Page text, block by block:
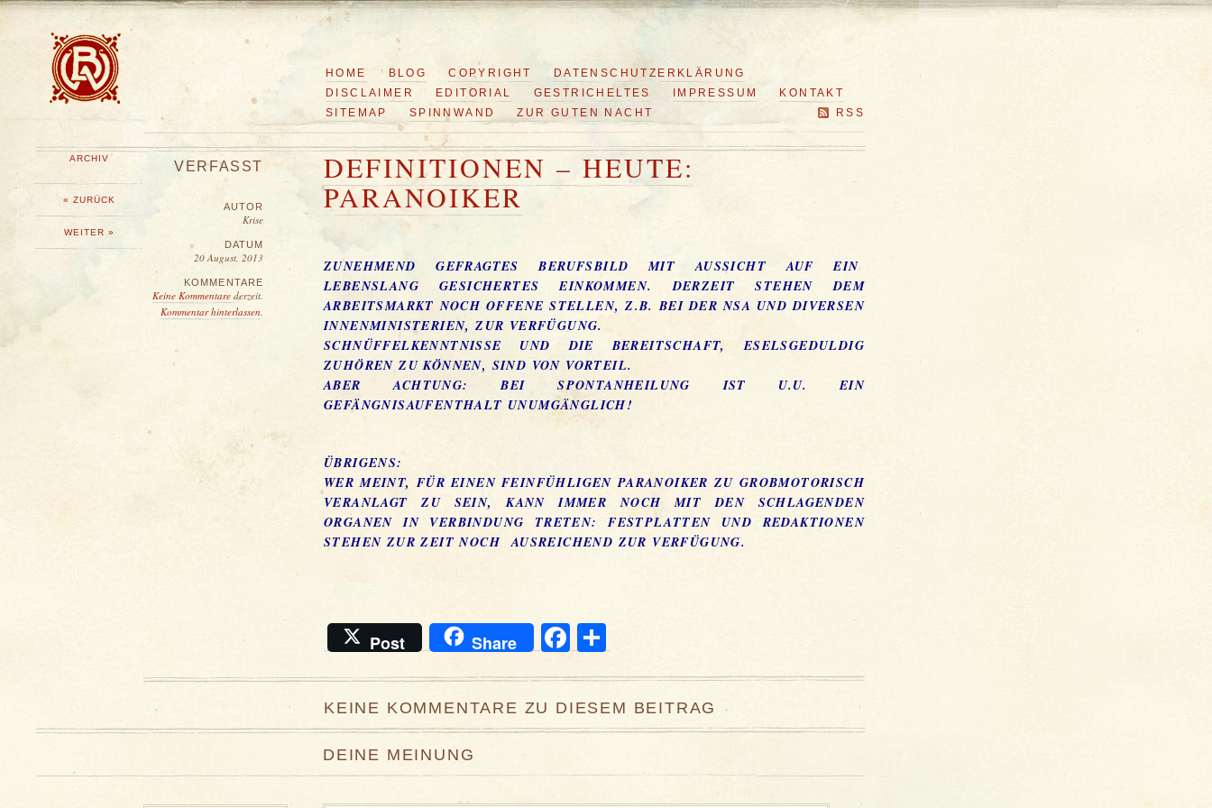
HOME BLOG COPYRIGHT
DATENSCHUTZERKLÄRUNG
DISCLAIMER
EDITORIAL GESTRICHELTES IMPRESSUM
KONTAKT
SITEMAP
SPINNWAND ZUR GUTEN NACHT RSS
ARCHIV
« ZURÜCK
WEITER »
VERFASST
AUTOR
Krise
DATUM
20 August, 2013
KOMMENTARE
Keine Kommentare derzeit.
Kommentar hinterlassen.
DEFINITIONEN – HEUTE:
PARANOIKER
ZUNEHMEND GEFRAGTES BERUFSBILD MIT AUSSICHT AUF EIN
LEBENSLANG GESICHERTES EINKOMMEN. DERZEIT STEHEN DEM
ARBEITSMARKT NOCH OFFENE STELLEN, Z.B. BEI DER NSA UND DIVERSEN
INNENMINISTERIEN, ZUR VERFÜGUNG.
SCHNÜFFELKENNTNISSE UND DIE BEREITSCHAFT, ESELSGEDULDIG
ZUHÖREN ZU KÖNNEN, SIND VON VORTEIL.
ABER ACHTUNG: BEI SPONTANHEILUNG IST U.U. EIN
GEFÄNGNISAUFENTHALT UNUMGÄNGLICH!
ÜBRIGENS:
WER MEINT, FÜR EINEN FEINFÜHLIGEN PARANOIKER ZU GROBMOTORISCH
VERANLAGT ZU SEIN, KANN IMMER NOCH MIT DEN SCHLAGENDEN
ORGANEN IN VERBINDUNG TRETEN: FESTPLATTEN UND REDAKTIONEN
STEHEN ZUR ZEIT NOCH AUSREICHEND ZUR VERFÜGUNG.
Post Share Facebook
KEINE KOMMENTARE ZU DIESEM BEITRAG
DEINE MEINUNG